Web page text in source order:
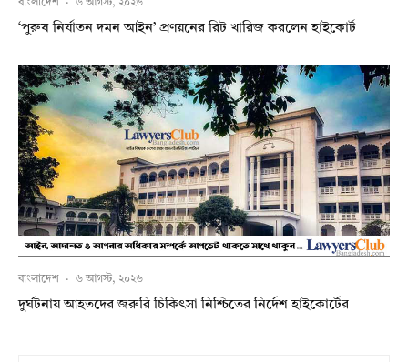
বাংলাদেশ · ৬ আগস্ট, ২০২৬
‘পুরুষ নির্যাতন দমন আইন’ প্রণয়নের রিট খারিজ করলেন হাইকোর্ট
বাংলাদেশ · ৬ আগস্ট, ২০২৬
দুর্ঘটনায় আহতদের জরুরি চিকিৎসা নিশ্চিতের নির্দেশ হাইকোর্টের